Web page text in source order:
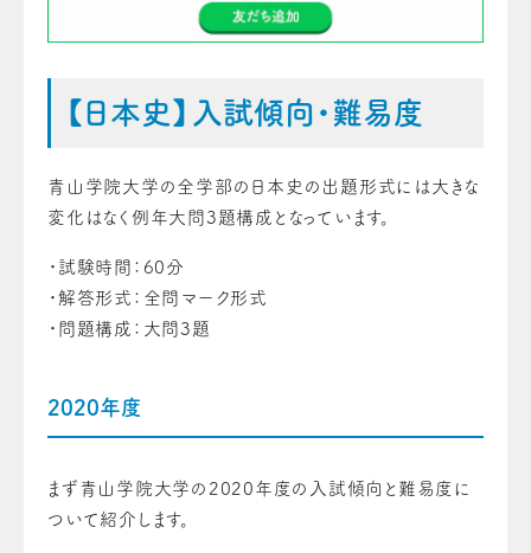
【日本史】入試傾向・難易度
青山学院大学の全学部の日本史の出題形式には大きな
変化はなく例年大問3題構成となっています。
・試験時間：60分
・解答形式：全問マーク形式
・問題構成：大問3題
2020年度
まず青山学院大学の2020年度の入試傾向と難易度に
ついて紹介します。